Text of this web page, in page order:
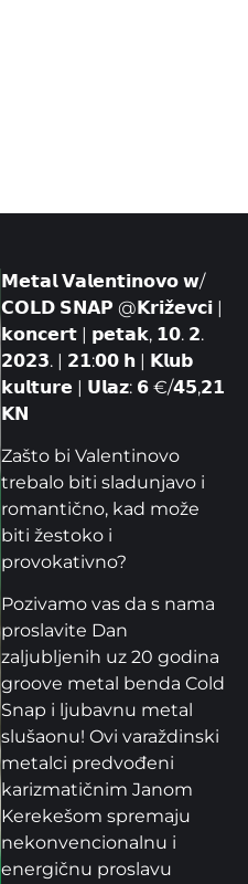
𝗠𝗲𝘁𝗮𝗹 𝗩𝗮𝗹𝗲𝗻𝘁𝗶𝗻𝗼𝘃𝗼 𝘄/
𝗖𝗢𝗟𝗗 𝗦𝗡𝗔𝗣 @𝗞𝗿𝗶𝘇̌𝗲𝘃𝗰𝗶 |
𝗸𝗼𝗻𝗰𝗲𝗿𝘁 | 𝗽𝗲𝘁𝗮𝗸, 𝟭𝟬. 𝟮.
𝟮𝟬𝟮𝟯. | 𝟮𝟭:𝟬𝟬 𝗵 | 𝗞𝗹𝘂𝗯
𝗸𝘂𝗹𝘁𝘂𝗿𝗲 | 𝗨𝗹𝗮𝘇: 𝟲 €/𝟰𝟱,𝟮𝟭
𝗞𝗡
Zašto bi Valentinovo
trebalo biti sladunjavo i
romantično, kad može
biti žestoko i
provokativno?
Pozivamo vas da s nama
proslavite Dan
zaljubljenih uz 20 godina
groove metal benda Cold
Snap i ljubavnu metal
slušaonu! Ovi varaždinski
metalci predvođeni
karizmatičnim Janom
Kerekešom spremaju
nekonvencionalnu i
energičnu proslavu